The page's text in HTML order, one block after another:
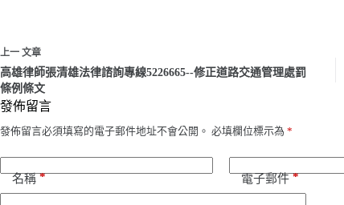
上一 文章
高雄律師張清雄法律諮詢專線5226665--修正道路交通管理處罰
條例條文
發佈留言
發佈留言必須填寫的電子郵件地址不會公開。 必填欄位標示為 *
名稱* 電子郵件*